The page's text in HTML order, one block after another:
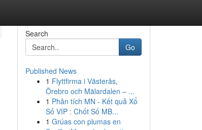
Search
Go
Published News
1 Flyttfirma i Västerås,
Örebro och Mälardalen – ...
1 Phân tích MN - Kết quả Xổ
Số VIP : Chốt Số MB...
1 Grúas con plumas en